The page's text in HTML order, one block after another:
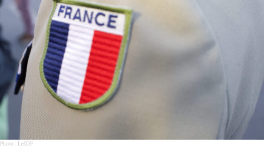
Photo : LeJDF